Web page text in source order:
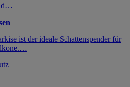
ist der ideale Schattenspender für